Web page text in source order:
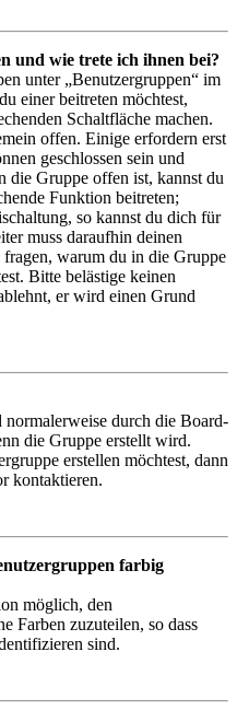
und wie trete ich ihnen bei?
unter „Benutzergruppen“ im
einer beitreten möchtest,
Schaltfläche machen.
offen. Einige erfordern erst
geschlossen sein und
die Gruppe offen ist, kannst du
Funktion beitreten;
so kannst du dich für
muss daraufhin deinen
warum du in die Gruppe
Bitte belästige keinen
er wird einen Grund
durch die Board-
die Gruppe erstellt wird.
erstellen möchtest, dann
kontaktieren.
farbig
möglich, den
Farben zuzuteilen, so dass
sind.